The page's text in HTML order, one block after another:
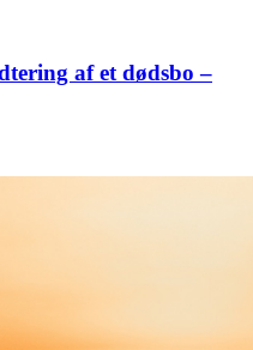
af et dødsbo –